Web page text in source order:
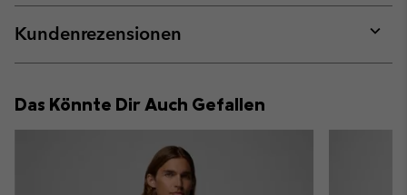
or
Kundenrezensionen
or
Das Könnte Dir Auch Gefallen